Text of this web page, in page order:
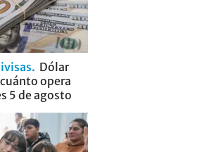
Dólar
opera
5 de agosto